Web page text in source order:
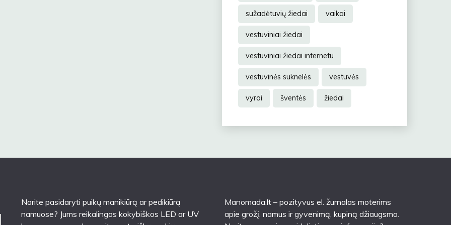
sužadėtuvių žiedai vaikai
vestuviniai žiedai
vestuviniai žiedai internetu
vestuvinės suknelės vestuvės
vyrai šventės žiedai
Norite pasidaryti puikų manikiūrą ar pedikiūrą
namuose? Jums reikalingos kokybiškos LED ar UV
Manomada.lt – pozityvus el. žurnalas moterims
apie grožį, namus ir gyvenimą, kupiną džiaugsmo.